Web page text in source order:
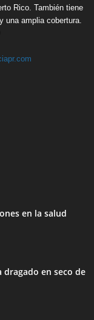
Rico. También tiene
una amplia cobertura.
en la salud
dragado en seco de